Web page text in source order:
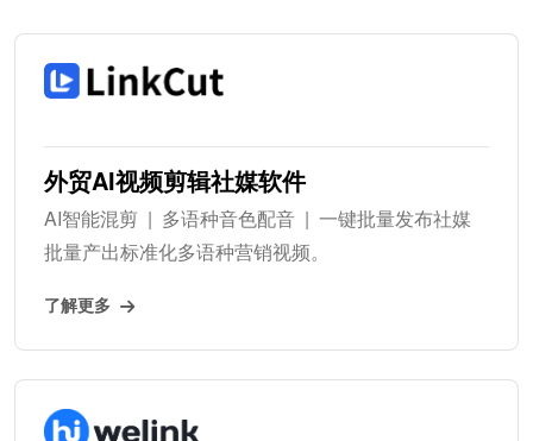
外贸AI视频剪辑社媒软件
AI智能混剪 | 多语种音色配音 | 一键批量发布社媒
批量产出标准化多语种营销视频。
了解更多